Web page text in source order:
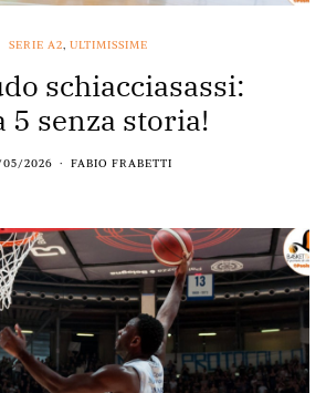
SERIE A2, ULTIMISSIME
schiacciasassi:
5 senza storia!
05/2026 FABIO FRABETTI